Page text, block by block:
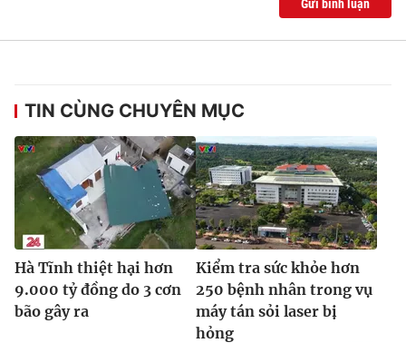
® Cấm sao chép dưới mọi hình thức nếu không có sự chấp
thuận bằng văn bản. Ghi rõ nguồn VTV.vn khi phát hành lại
Gửi bình luận
TIN CÙNG CHUYÊN MỤC
Hà Tĩnh thiệt hại hơn
9.000 tỷ đồng do 3 cơn
bão gây ra
Kiểm tra sức khỏe hơn
250 bệnh nhân trong vụ
máy tán sỏi laser bị
hỏng